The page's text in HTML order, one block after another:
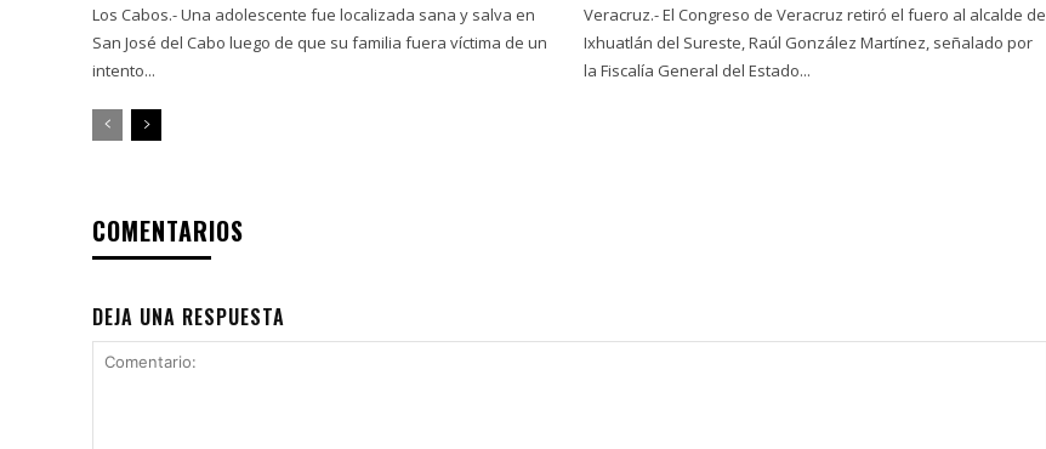
Los Cabos.- Una adolescente fue localizada sana y salva en
San José del Cabo luego de que su familia fuera víctima de un
intento...
Veracruz.- El Congreso de Veracruz retiró el fuero al alcalde de
Ixhuatlán del Sureste, Raúl González Martínez, señalado por
la Fiscalía General del Estado...
COMENTARIOS
DEJA UNA RESPUESTA